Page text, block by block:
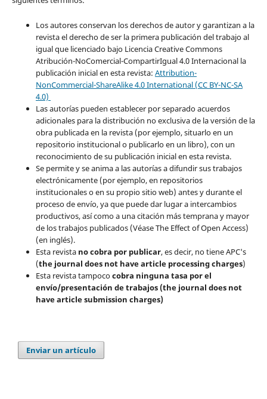
Los autores conservan los derechos de autor y garantizan a la
revista el derecho de ser la primera publicación del trabajo al
igual que licenciado bajo Licencia Creative Commons
Atribución-NoComercial-CompartirIgual 4.0 Internacional la
publicación inicial en esta revista: Attribution-
NonCommercial-ShareAlike 4.0 International (CC BY-NC-SA
4.0)
Las autorías pueden establecer por separado acuerdos
adicionales para la distribución no exclusiva de la versión de la
obra publicada en la revista (por ejemplo, situarlo en un
repositorio institucional o publicarlo en un libro), con un
reconocimiento de su publicación inicial en esta revista.
Se permite y se anima a las autorías a difundir sus trabajos
electrónicamente (por ejemplo, en repositorios
institucionales o en su propio sitio web) antes y durante el
proceso de envío, ya que puede dar lugar a intercambios
productivos, así como a una citación más temprana y mayor
de los trabajos publicados (Véase The Effect of Open Access)
(en inglés).
Esta revista no cobra por publicar, es decir, no tiene APC's
(the journal does not have article processing charges)
Esta revista tampococobra ninguna tasa por el
envío/presentación de trabajos (the journal does not
have article submission charges)
Enviar un artículo